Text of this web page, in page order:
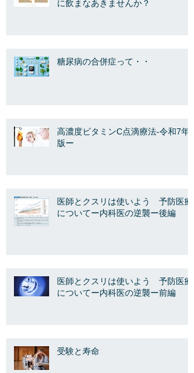
に飲まなあきませんか？
糖尿病の合併症って・・
高濃度ビタミンC点滴療法-令和7年
版ー
医師とクスリは使いよう 予防医療
についてー内科医の逆襲ー後編
医師とクスリは使いよう 予防医療
についてー内科医の逆襲ー前編
受験と寿命